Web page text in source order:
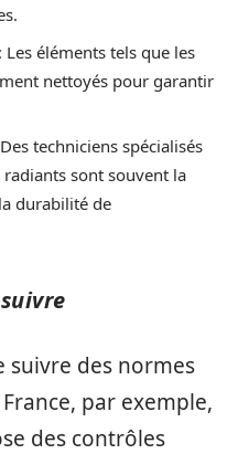
: Les éléments tels que les
nettoyés pour garantir
techniciens spécialisés
sont souvent la
durabilité de
suivre des normes
par exemple,
des contrôles